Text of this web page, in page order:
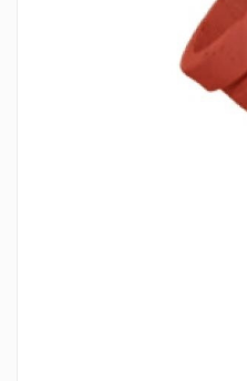
STATII DE BETOANE LIEBHERR